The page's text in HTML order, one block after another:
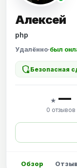
Алексей
php
Удалённо·был
shield_locked Безопасная
★ —
0 отзывов
Обзор